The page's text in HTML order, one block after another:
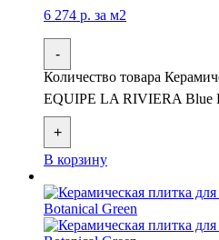
6 274 р. за м2
-
Количество товара
EQUIPE LA RIVIERA Blue
+
В корзину